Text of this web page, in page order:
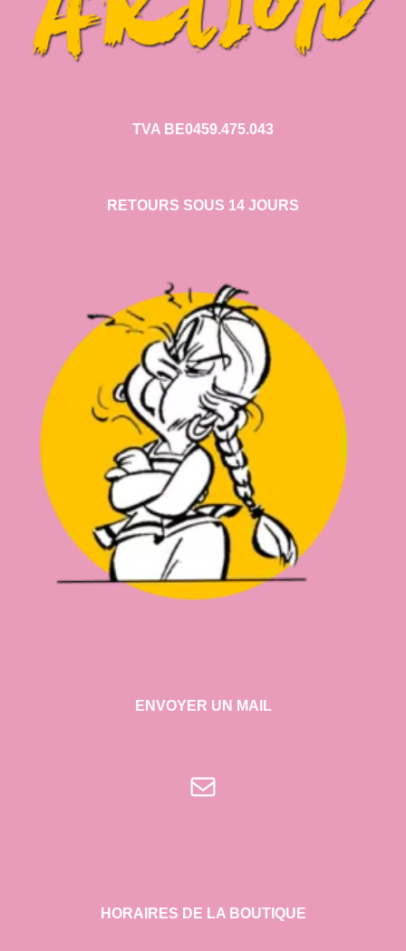
TVA BE0459.475.043
RETOURS SOUS 14 JOURS
ENVOYER UN MAIL
E-mail
HORAIRES DE LA BOUTIQUE